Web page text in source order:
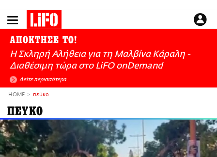
το
LIFO SHOP
ΕΙΔΗΣΕΙΣ
CULTURE
ΑΠΟΨΕΙΣ
ΤΡΟΠΟΣ ΖΩΗΣ
PODCASTS
Plus
ΑΠΟΚΤΗΣΕ ΤΟ!
Η Σκληρή Αλήθεια για τη Μαλβίνα Κάραλη -
Διαθέσιμη τώρα στo LiFO onDemand
Δείτε περισσότερα
HOME πεύκο
ΠΕΥΚΟ